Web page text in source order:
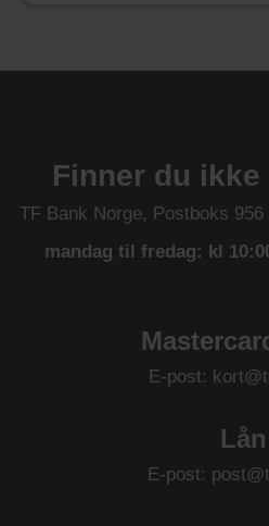
Finner du
TF Bank Norge, Postboks
mandag til fredag: kl
E-post:
Lån
E-post: